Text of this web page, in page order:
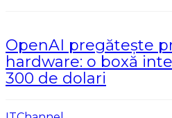
OpenAI pregătește
hardware: o boxă
300 de dolari